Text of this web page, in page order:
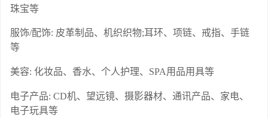
珠宝等
服饰/配饰: 皮革制品、机织织物;耳环、项链、戒指、手链
等
美容: 化妆品、香水、个人护理、SPA用品用具等
电子产品: CD机、望远镜、摄影器材、通讯产品、家电、
电子玩具等